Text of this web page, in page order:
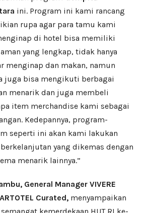
ini. Program ini kami rancang
rupa agar para tamu kami
di hotel bisa memiliki
yang lengkap, tidak hanya
menginap dan makan, namun
juga bisa mengikuti berbagai
menarik dan juga membeli
item merchandise kami sebagai
Kedepannya, program-
seperti ini akan kami lakukan
yang dikemas dengan
menarik lainnya.”
General Manager VIVERE
Curated, menyampaikan